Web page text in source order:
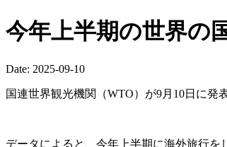
今年上半期の世界の
Date: 2025-09-10
国連世界観光機関（WTO）が9月10日に発
データによると、今年上半期に海外旅行を